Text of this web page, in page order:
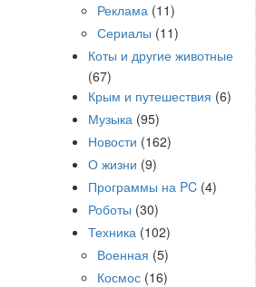
Реклама (11)
Сериалы (11)
Коты и другие животные
(67)
Крым и путешествия (6)
Музыка (95)
Новости (162)
О жизни (9)
Программы на PC (4)
Роботы (30)
Техника (102)
Военная (5)
Космос (16)